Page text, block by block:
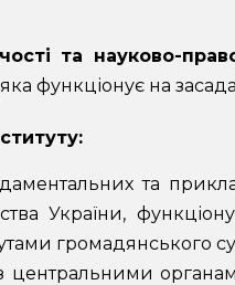
та науково-
функціонує на
та
України,
громадянського
з центральними